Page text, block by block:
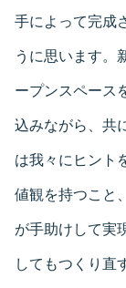
手によって完成
うに思います。
ープンスペース
込みながら、共
は我々にヒント
値観を持つこと
が手助けして実
してもつくり直